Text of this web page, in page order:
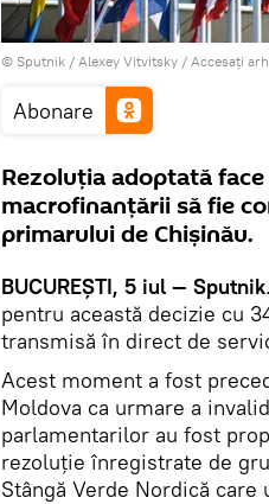
© Sputnik / Alexey Vitvitsky / Accesați
Abonare
Rezoluția adoptată
macrofinanțării să fie
primarului de Chișinău.
BUCUREȘTI, 5 iul — Sputnik
pentru această decizie cu
transmisă în direct de
Acest moment a fost
Moldova ca urmare a
parlamentarilor au fost
rezoluție înregistrate de
Stângă Verde Nordică